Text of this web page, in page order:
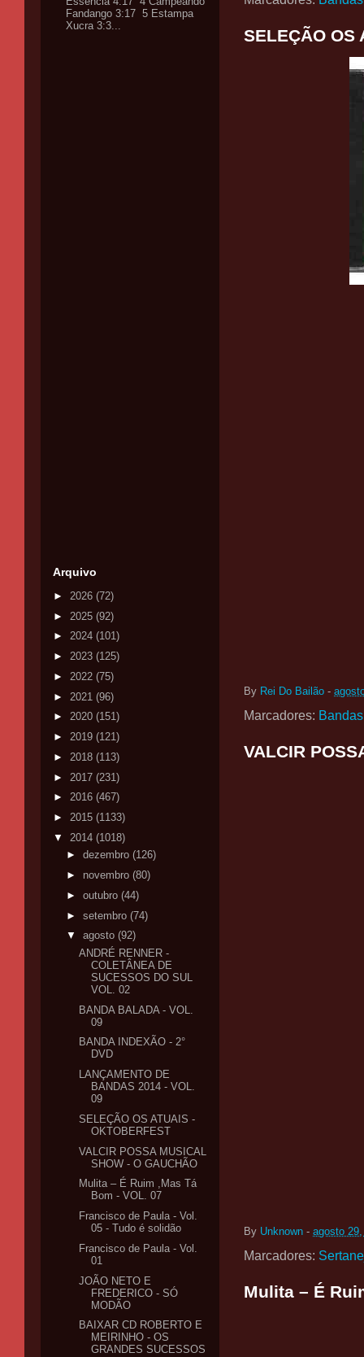
SELEÇÃO OS
By Rei Do Bailão -
Marcadores: Bandas
VALCIR
By Unknown - agosto
Marcadores:
Mulita – É
Fandango 3:17 5 Estampa
Xucra 3:3...
Arquivo
► 2026 (72)
► 2025 (92)
► 2024 (101)
► 2023 (125)
► 2022 (75)
► 2021 (96)
► 2020 (151)
► 2019 (121)
► 2018 (113)
► 2017 (231)
► 2016 (467)
► 2015 (1133)
▼ 2014 (1018)
► dezembro (126)
► novembro (80)
► outubro (44)
► setembro (74)
▼ agosto (92)
ANDRÉ RENNER -
COLETÂNEA DE
SUCESSOS DO SUL
VOL. 02
BANDA BALADA - VOL.
09
BANDA INDEXÃO - 2°
DVD
LANÇAMENTO DE
BANDAS 2014 - VOL.
09
SELEÇÃO OS ATUAIS -
OKTOBERFEST
VALCIR POSSA MUSICAL
SHOW - O GAUCHÃO
Mulita – É Ruim ,Mas Tá
Bom - VOL. 07
Francisco de Paula - Vol.
05 - Tudo é solidão
Francisco de Paula - Vol.
01
JOÃO NETO E
FREDERICO - SÓ
MODÃO
BAIXAR CD ROBERTO E
MEIRINHO - OS
GRANDES SUCESSOS